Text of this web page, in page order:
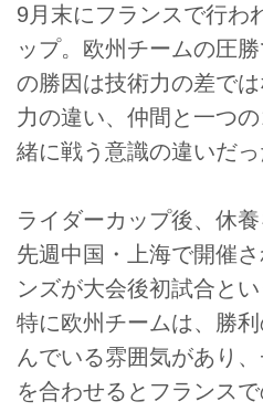
9月末にフランスで行わ
ップ。欧州チームの圧
の勝因は技術力の差で
力の違い、仲間と一つ
緒に戦う意識の違いだっ
ライダーカップ後、休養
先週中国・上海で開催
ンズが大会後初試合とい
特に欧州チームは、勝
んでいる雰囲気があり
を合わせるとフランス